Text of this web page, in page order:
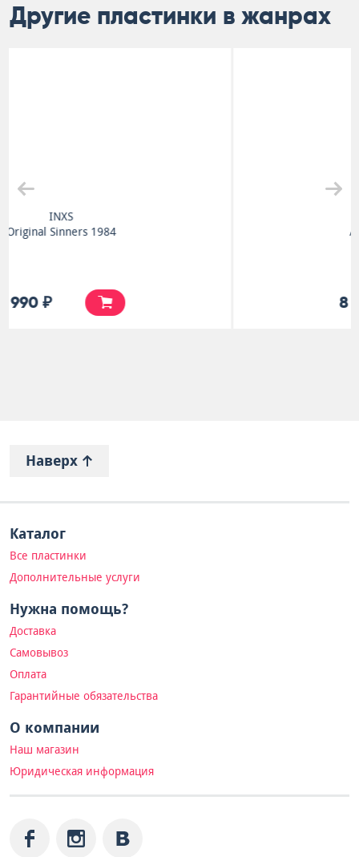
Другие пластинки в жанрах
8 990 ₽
Наверх
Каталог
Все пластинки
Дополнительные услуги
Нужна помощь?
Доставка
Самовывоз
Оплата
Гарантийные обязательства
О компании
Наш магазин
Юридическая информация